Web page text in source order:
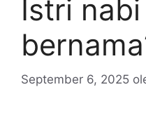
Istri
September 6, 2025